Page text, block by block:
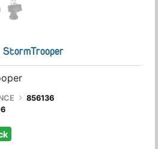
StormTrooper
856136